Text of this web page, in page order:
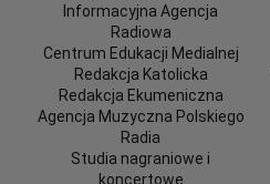
Informacyjna Agencja
Radiowa
Centrum Edukacji Medialnej
Redakcja Katolicka
Redakcja Ekumeniczna
Agencja Muzyczna Polskiego
Radia
Studia nagraniowe i
koncertowe